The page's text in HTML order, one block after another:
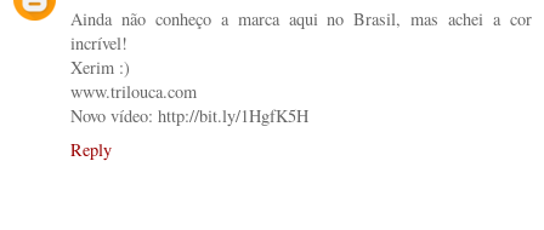
Ainda não conheço a marca aqui no Brasil, mas achei a cor
incrível!
Xerim :)
www.trilouca.com
Novo vídeo: http://bit.ly/1HgfK5H
Reply